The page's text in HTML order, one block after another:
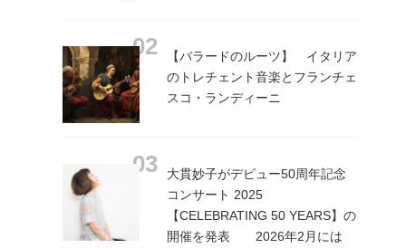
【バラードのルーツ】 イタリア
のトレチェント音楽とフランチェ
スコ・ランディーニ
大貫妙子がデビュー50周年記念
コンサート 2025
【CELEBRATING 50 YEARS】の
開催を発表 2026年2月には